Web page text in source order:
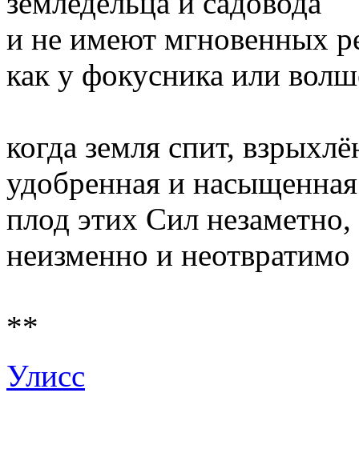
и не имеют мгновенных
как у фокусника или
когда земля спит,
удобренная и
плод этих Сил незаметно,
неизменно и неотвратимо
**
Улисс